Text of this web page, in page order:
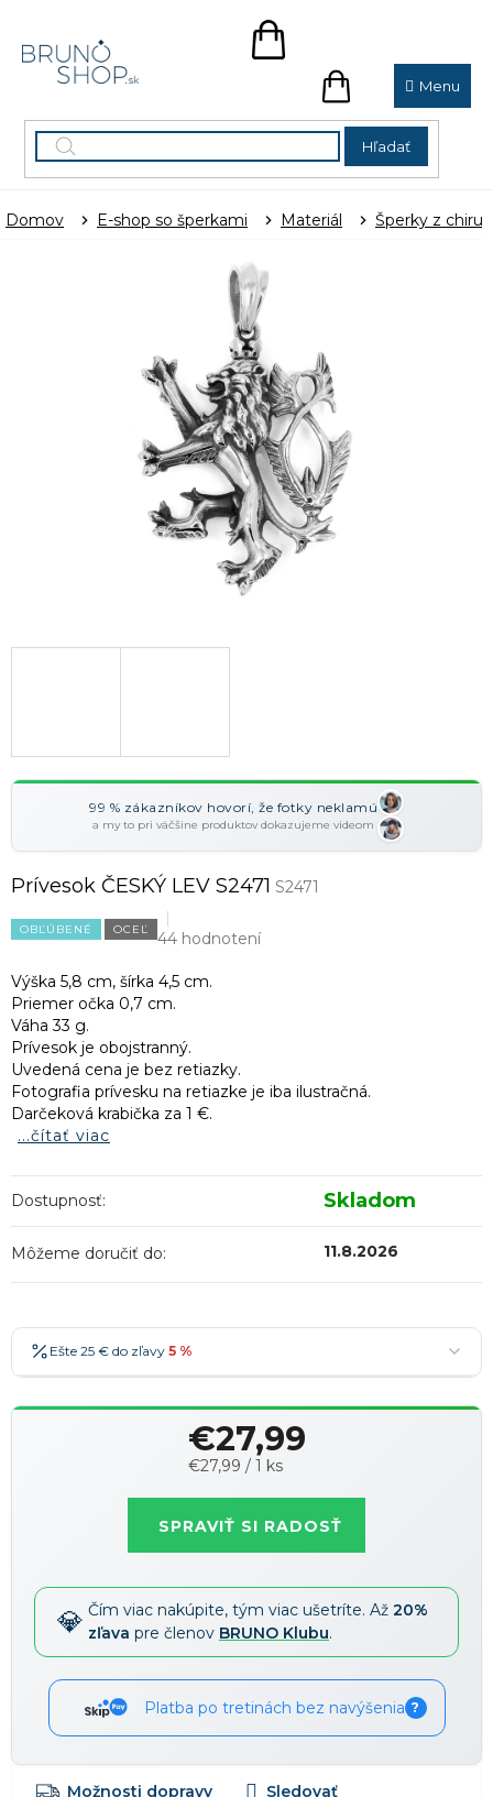
obsah
Hľadať
NÁKUPNÝ
NÁKUPNÝ
KOŠÍK
Domov E-shop so šperkami Materiál Šperky z
99 % zákazníkov hovorí, že fotky neklamú
a my to pri väčšine produktov dokazujeme videom
Prívesok ČESKÝ LEV S2471 S2471
OBĽÚBENÉ OCEĽ 44 hodnotení
Výška 5,8 cm, šírka 4,5 cm.
Priemer očka 0,7 cm.
Váha 33 g.
Prívesok je obojstranný.
Uvedená cena je bez retiazky.
Fotografia prívesku na retiazke je iba ilustračná.
Darčeková krabička za 1 €.
...čítať viac
Dostupnosť: Skladom
Môžeme doručiť do: 11.8.2026
Ešte 25 € do zľavy 5 %
€27,99
Jednotková
€27,99 / 1 ks
SPRAVIŤ SI RADOSŤ
Čím viac nakúpite, tým viac ušetríte. Až 20%
zľava pre členov BRUNO Klubu.
Platba po tretinách bez navýšenia ?
Možnosti dopravy